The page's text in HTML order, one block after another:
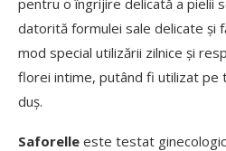
datorită formulei sale delicate și
mod special utilizării zilnice și
florei intime, putând fi utilizat pe
duș.
Saforelle este testat